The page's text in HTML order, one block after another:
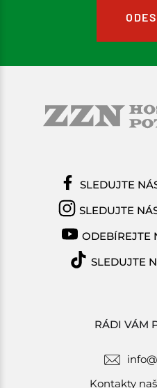
RÁDI VÁM
Kontakty
SLEDUJTE
SLEDUJTE
ODEBÍREJTE
SLEDUJTE